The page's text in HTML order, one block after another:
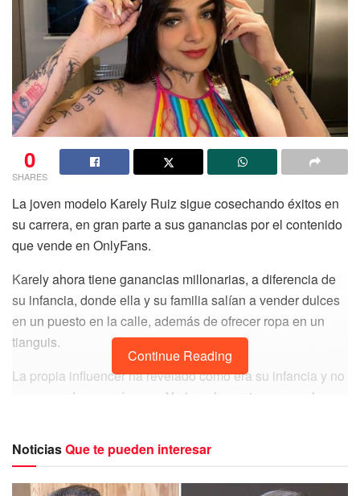
0
SHARES
La joven modelo Karely Ruiz sigue cosechando éxitos en
su carrera, en gran parte a sus ganancias por el contenido
que vende en OnlyFans.
Karely ahora tiene ganancias millonarias, a diferencia de
su infancia, donde ella y su familia salían a vender dulces
en un puesto en la calle, además de ofrecer ropa en un
tianguis.
La propia influencer ha revelado cómo era su infancia y no
se apena de sus orígenes. Y ahora lamenta que muchas
Fue a través de sus redes sociales que la regiomontana
Continue Reading
NoticiasQue te pueden interesar